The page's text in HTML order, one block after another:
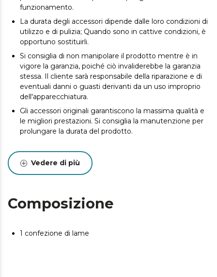
funzionamento.
La durata degli accessori dipende dalle loro condizioni di
utilizzo e di pulizia; Quando sono in cattive condizioni, è
opportuno sostituirli.
Si consiglia di non manipolare il prodotto mentre è in
vigore la garanzia, poiché ciò invaliderebbe la garanzia
stessa. Il cliente sarà responsabile della riparazione e di
eventuali danni o guasti derivanti da un uso improprio
dell'apparecchiatura.
Gli accessori originali garantiscono la massima qualità e
le migliori prestazioni. Si consiglia la manutenzione per
prolungare la durata del prodotto.
Vedere di più
Composizione
1 confezione di lame